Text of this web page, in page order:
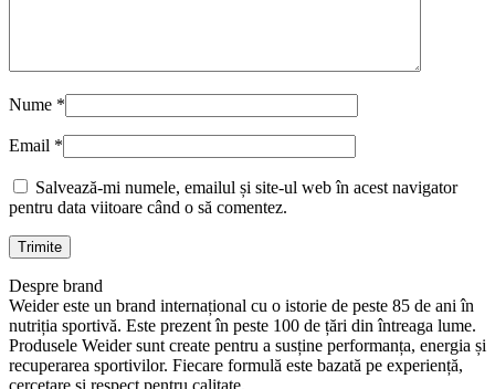
Nume *
Email *
Salvează-mi numele, emailul și site-ul web în acest navigator
pentru data viitoare când o să comentez.
Despre brand
Weider este un brand internațional cu o istorie de peste 85 de ani în
nutriția sportivă. Este prezent în peste 100 de țări din întreaga lume.
Produsele Weider sunt create pentru a susține performanța, energia și
recuperarea sportivilor. Fiecare formulă este bazată pe experiență,